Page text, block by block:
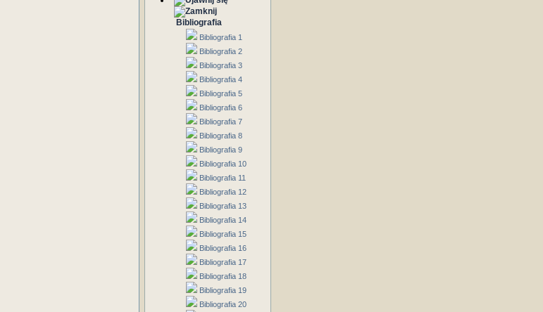
Bibliografia
Bibliografia 1
Bibliografia 2
Bibliografia 3
Bibliografia 4
Bibliografia 5
Bibliografia 6
Bibliografia 7
Bibliografia 8
Bibliografia 9
Bibliografia 10
Bibliografia 11
Bibliografia 12
Bibliografia 13
Bibliografia 14
Bibliografia 15
Bibliografia 16
Bibliografia 17
Bibliografia 18
Bibliografia 19
Bibliografia 20